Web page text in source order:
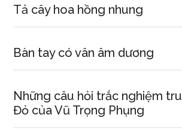
Tả cây hoa hồng nhung
Bàn tay có vân âm dương
Những câu hỏi trắc nghiệm
Đỏ của Vũ Trọng Phụng